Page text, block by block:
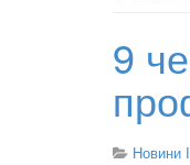
9
Новини